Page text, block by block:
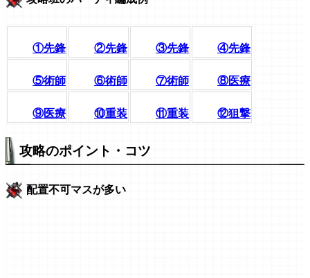
①先鋒 ②先鋒 ③先鋒 ④先鋒
⑤術師 ⑥術師 ⑦術師 ⑧医療
⑨医療 ⑩重装 ⑪重装 ⑫狙撃
攻略のポイント・コツ
配置不可マスが多い